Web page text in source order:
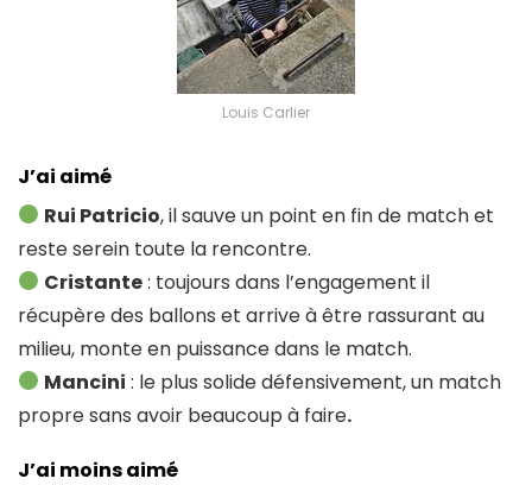
Louis Carlier
J’ai aimé
Rui Patricio, il sauve un point en fin de match et
reste serein toute la rencontre.
Cristante: toujours dans l’engagement il
récupère des ballons et arrive à être rassurant au
milieu, monte en puissance dans le match.
Mancini : le plus solide défensivement, un match
propre sans avoir beaucoup à faire.
J’ai moins aimé